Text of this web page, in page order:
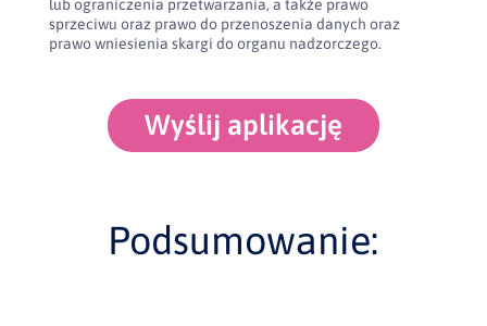
lub ograniczenia przetwarzania, a także prawo
sprzeciwu oraz prawo do przenoszenia danych oraz
prawo wniesienia skargi do organu nadzorczego.
Wyślij aplikację
Podsumowanie: